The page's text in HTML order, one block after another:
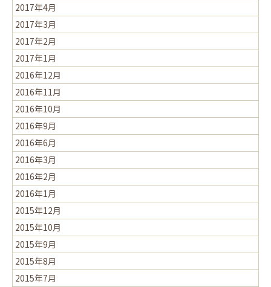
2017年4月
2017年3月
2017年2月
2017年1月
2016年12月
2016年11月
2016年10月
2016年9月
2016年6月
2016年3月
2016年2月
2016年1月
2015年12月
2015年10月
2015年9月
2015年8月
2015年7月